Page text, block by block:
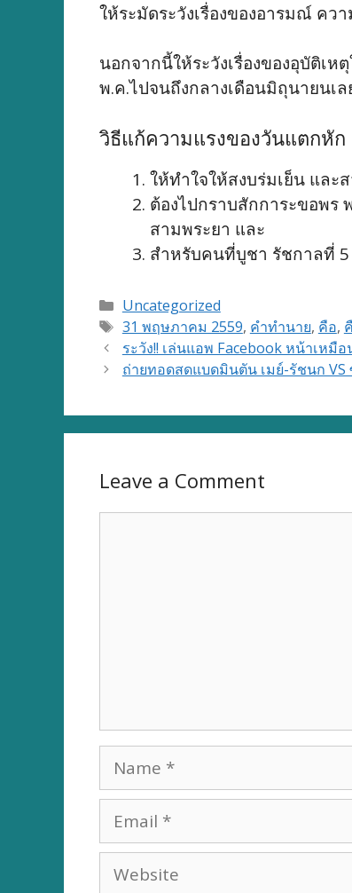
ให้ระมัดระวังเรื่องของอารมณ์ คว
นอกจากนี้ให้ระวังเรื่องของอุบัติเ
พ.ค.ไปจนถึงกลางเดือนมิถุนายนเล
วิธีแก้ความแรงของวันแตกหัก
ให้ทำใจให้สงบร่มเย็น และ
ต้องไปกราบสักการะขอพร
สามพระยา และ
สำหรับคนที่บูชา รัชกาลที่ 5
Categories
Uncategorized
Tags
31 พฤษภาคม 2559, คำทำนาย, คือ,
ระวัง!! เล่นแอพ Facebook หน้าเหมื
ถ่ายทอดสดแบดมินตัน เมย์-รัชนก VS
Leave a Comment
Name
Email
Website